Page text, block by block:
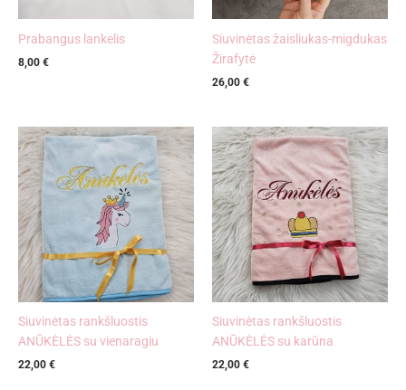
Prabangus lankelis
8,00 €
Siuvinėtas žaisliukas-migdukas
Žirafytė
26,00 €
Siuvinėtas rankšluostis
ANŪKĖLĖS su vienaragiu
22,00 €
Siuvinėtas rankšluostis
ANŪKĖLĖS su karūna
22,00 €